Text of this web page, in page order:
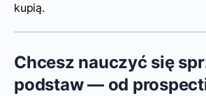
kupią.
Chcesz nauczyć się
podstaw — od